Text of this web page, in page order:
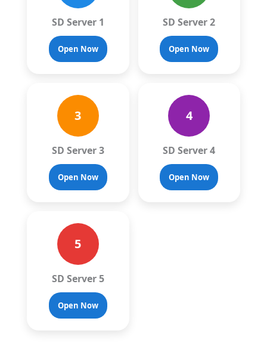
SD Server 1
Open Now
SD Server 2
Open Now
3
SD Server 3
Open Now
4
SD Server 4
Open Now
5
SD Server 5
Open Now